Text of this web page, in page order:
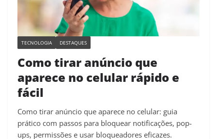
TECNOLOGIA DESTAQUES
Como tirar anúncio que
aparece no celular rápido e
fácil
Como tirar anúncio que aparece no celular: guia
prático com passos para bloquear notificações, pop-
ups, permissões e usar bloqueadores eficazes.